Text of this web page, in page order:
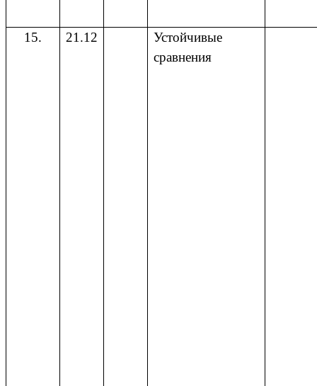
15. 21.12
Устойчивые
сравнения